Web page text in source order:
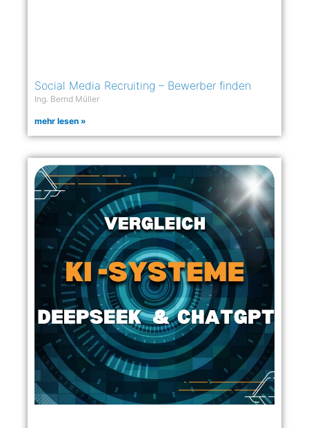
Social Media Recruiting – Bewerber finden
Ing. Bernd Müller
mehr lesen »